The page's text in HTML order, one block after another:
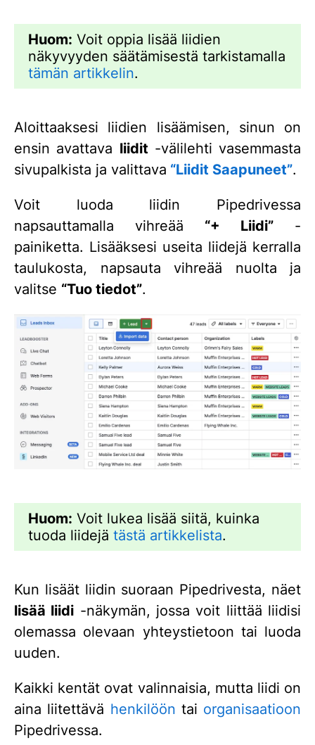
Huom: Voit oppia lisää liidien
näkyvyyden säätämisestä tarkistamalla
tämän artikkelin.
Aloittaaksesi liidien lisäämisen, sinun on
ensin avattava liidit-välilehti vasemmasta
sivupalkista ja valittava “Liidit Saapuneet”.
Voit luoda liidin Pipedrivessa
napsauttamalla vihreää “+ Liidi” -
painiketta. Lisääksesi useita liidejä kerralla
taulukosta, napsauta vihreää nuolta ja
valitse “Tuo tiedot”.
Huom: Voit lukea lisää siitä, kuinka
tuoda liidejä tästä artikkelista.
Kun lisäät liidin suoraan Pipedrivesta, näet
lisää liidi -näkymän, jossa voit liittää liidisi
olemassa olevaan yhteystietoon tai luoda
uuden.
Kaikki kentät ovat valinnaisia, mutta liidi on
aina liitettävä henkilöön tai organisaatioon
Pipedrivessa.